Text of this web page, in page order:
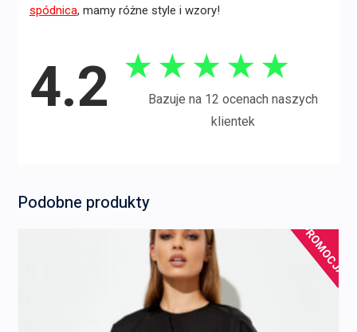
spódnica, mamy różne style i wzory!
4.2 ★ ★ ★ ★ ★
Bazuje na 12 ocenach naszych
klientek
Podobne produkty
PROMOCJA!